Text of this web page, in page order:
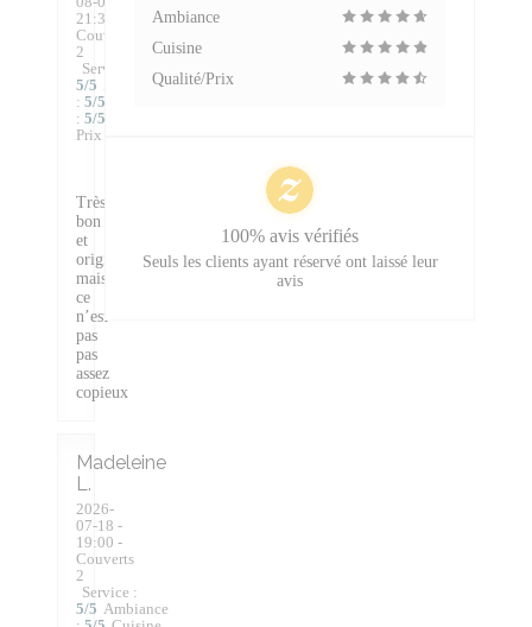
21:30 -
Couverts
2
Service
5/5 Ambiance
: 5/5
: 5/5
Prix
Très
bon
et
original,
mais
ce
n’est
pas
pas
assez
copieux
Madeleine
L
2026-
07-18 -
19:00 -
Couverts
2
Service :
5/5 Ambiance
Ambiance
Cuisine
Qualité/Prix
100% avis vérifiés
Seuls les clients ayant réservé ont laissé leur
avis